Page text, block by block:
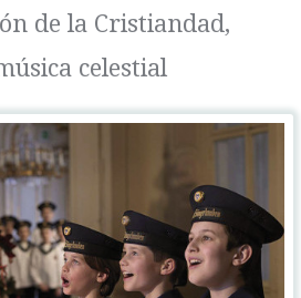
de la Cristiandad,
celestial